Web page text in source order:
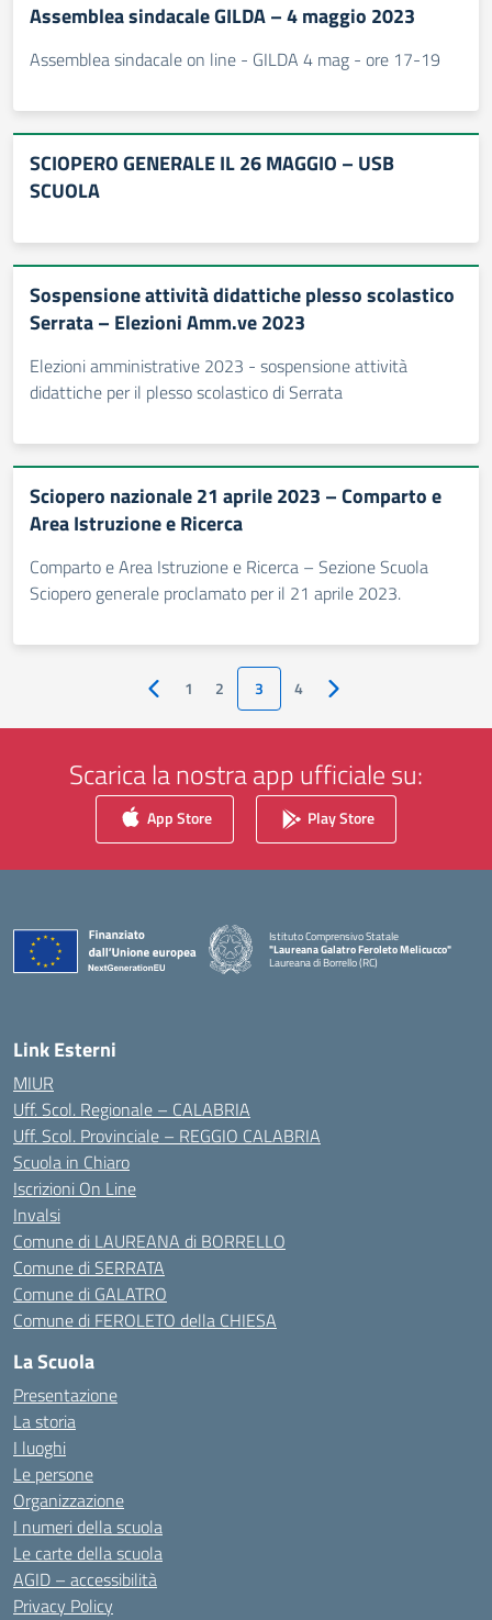
Assemblea sindacale GILDA – 4 maggio 2023
Assemblea sindacale on line - GILDA 4 mag - ore 17-19
SCIOPERO GENERALE IL 26 MAGGIO – USB
SCUOLA
Sospensione attività didattiche plesso scolastico
Serrata – Elezioni Amm.ve 2023
Elezioni amministrative 2023 - sospensione attività
didattiche per il plesso scolastico di Serrata
Sciopero nazionale 21 aprile 2023 – Comparto e
Area Istruzione e Ricerca
Comparto e Area Istruzione e Ricerca – Sezione Scuola
Sciopero generale proclamato per il 21 aprile 2023.
Pagina precedente
1 2 3 4 Pagina successiva
Scarica la nostra app ufficiale su:
App Store Play Store
Istituto Comprensivo Statale
"Laureana Galatro Feroleto Melicucco"
Laureana di Borrello (RC)
Link Esterni
MIUR
Uff. Scol. Regionale – CALABRIA
Uff. Scol. Provinciale – REGGIO CALABRIA
Scuola in Chiaro
Iscrizioni On Line
Invalsi
Comune di LAUREANA di BORRELLO
Comune di SERRATA
Comune di GALATRO
Comune di FEROLETO della CHIESA
La Scuola
Presentazione
La storia
I luoghi
Le persone
Organizzazione
I numeri della scuola
Le carte della scuola
AGID – accessibilità
Privacy Policy